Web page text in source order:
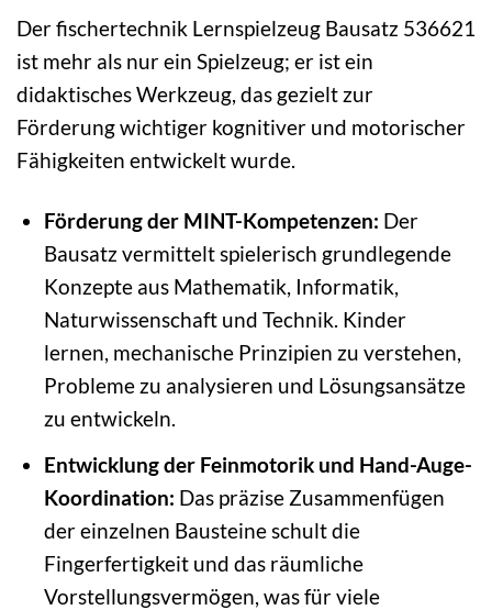
Der fischertechnik Lernspielzeug Bausatz 536621
ist mehr als nur ein Spielzeug; er ist ein
didaktisches Werkzeug, das gezielt zur
Förderung wichtiger kognitiver und motorischer
Fähigkeiten entwickelt wurde.
Förderung der MINT-Kompetenzen: Der
Bausatz vermittelt spielerisch grundlegende
Konzepte aus Mathematik, Informatik,
Naturwissenschaft und Technik. Kinder
lernen, mechanische Prinzipien zu verstehen,
Probleme zu analysieren und Lösungsansätze
zu entwickeln.
Entwicklung der Feinmotorik und Hand-Auge-
Koordination: Das präzise Zusammenfügen
der einzelnen Bausteine schult die
Fingerfertigkeit und das räumliche
Vorstellungsvermögen, was für viele